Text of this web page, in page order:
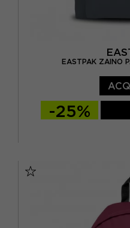
EASTPAK ZAINO
-25%